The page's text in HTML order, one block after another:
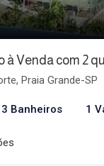
Venda com 2
Praia Grande-SP
3 Banheiros 1